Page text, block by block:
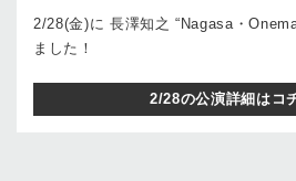
2/28(金)に 長澤知之 “Nagasa・
ました！
2/28の公演詳細はコ